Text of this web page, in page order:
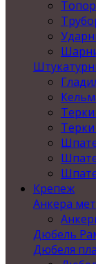
Крепеж
Анкера
Дюбель
Дюбеля